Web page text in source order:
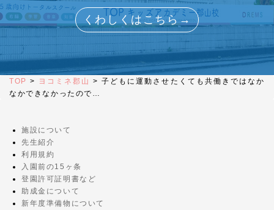
くわしくはこちら→
TOP > ヨコミネ郡山 > 子どもに運動させたくても共働きではなか
なかできなかったので…
施設について
先生紹介
利用規約
入園前の15ヶ条
登園許可証明書など
助成金について
新年度準備物について